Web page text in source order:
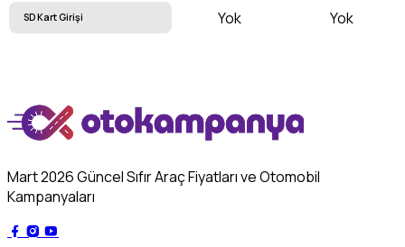
SD Kart Girişi Yok Yok
Mart 2026 Güncel Sıfır Araç Fiyatları ve Otomobil
Kampanyaları